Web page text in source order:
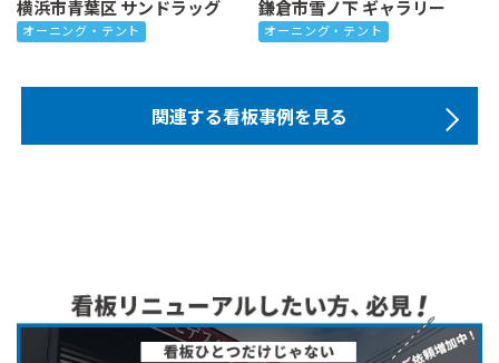
横浜市青葉区 サンドラッグ
オーニング・テント
鎌倉市雪ノ下 ギャラリー
オーニング・テント
関連する看板事例を見る